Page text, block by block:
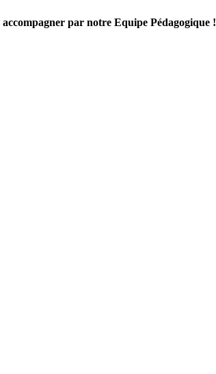
par notre Equipe Pédagogique !